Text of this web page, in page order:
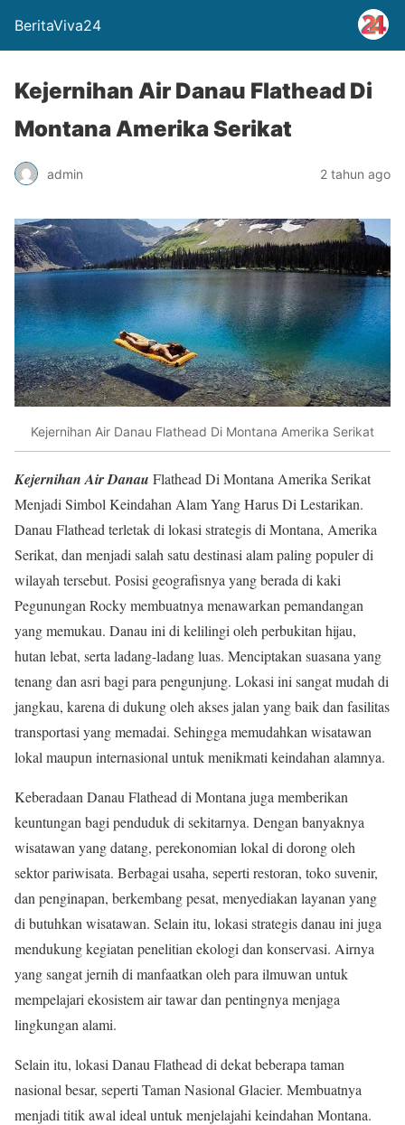
BeritaViva24
Kejernihan Air Danau Flathead Di
Montana Amerika Serikat
admin 2 tahun ago
Kejernihan Air Danau Flathead Di Montana Amerika Serikat
Kejernihan Air Danau Flathead Di Montana Amerika Serikat
Menjadi Simbol Keindahan Alam Yang Harus Di Lestarikan.
Danau Flathead terletak di lokasi strategis di Montana, Amerika
Serikat, dan menjadi salah satu destinasi alam paling populer di
wilayah tersebut. Posisi geografisnya yang berada di kaki
Pegunungan Rocky membuatnya menawarkan pemandangan
yang memukau. Danau ini di kelilingi oleh perbukitan hijau,
hutan lebat, serta ladang-ladang luas. Menciptakan suasana yang
tenang dan asri bagi para pengunjung. Lokasi ini sangat mudah di
jangkau, karena di dukung oleh akses jalan yang baik dan fasilitas
transportasi yang memadai. Sehingga memudahkan wisatawan
lokal maupun internasional untuk menikmati keindahan alamnya.
Keberadaan Danau Flathead di Montana juga memberikan
keuntungan bagi penduduk di sekitarnya. Dengan banyaknya
wisatawan yang datang, perekonomian lokal di dorong oleh
sektor pariwisata. Berbagai usaha, seperti restoran, toko suvenir,
dan penginapan, berkembang pesat, menyediakan layanan yang
di butuhkan wisatawan. Selain itu, lokasi strategis danau ini juga
mendukung kegiatan penelitian ekologi dan konservasi. Airnya
yang sangat jernih di manfaatkan oleh para ilmuwan untuk
mempelajari ekosistem air tawar dan pentingnya menjaga
lingkungan alami.
Selain itu, lokasi Danau Flathead di dekat beberapa taman
nasional besar, seperti Taman Nasional Glacier. Membuatnya
menjadi titik awal ideal untuk menjelajahi keindahan Montana.